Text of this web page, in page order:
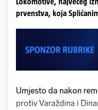
prvenstva, koja
Umjesto da nakon
protiv Varaždina i